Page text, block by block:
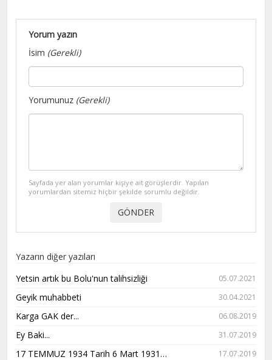
Yorum yazın
İsim (Gerekli)
Yorumunuz (Gerekli)
Sayfada yer alan yorumlar kişiye ait görüşlerdir. Yapılan
yorumlardan sitemiz hiçbir şekilde sorumlu değildir.
Yazarın diğer yazıları
Yetsin artık bu Bolu'nun talihsizliği
05.07.2021
Geyik muhabbeti 30.04.2021
Karga GAK der... 06.08.2019
Ey Baki... 31.07.2019
17 TEMMUZ 1934 Tarih 6 Mart 1931… 17.07.2019